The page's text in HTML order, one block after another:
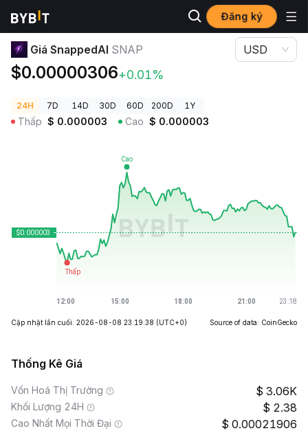
Đăng ký
Giá Tiền Điện Tử
Giá SnappedAI SNAP
$0.00000306+0.01%
USD
24H 7D 14D 30D 60D 200D 1Y
Thấp $ 0.000003 Cao $ 0.000003
Cập nhật lần cuối: 2026-08-08 23:19:38 (UTC+0) Source of data: CoinGecko
Thống Kê Giá
Vốn Hoá Thị Trường 3.06K
Khối Lượng 24H 2.38
Cao Nhất Mọi Thời Đại 0.00021906